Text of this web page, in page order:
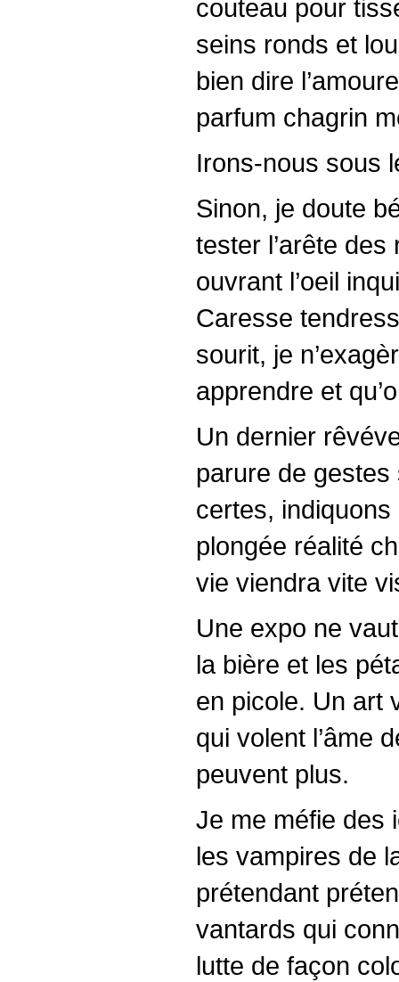
couteau pour
seins ronds et
bien dire
parfum chagrin
Irons-nous sous
Sinon, je doute
tester l’arête
ouvrant l’oeil
Caresse
sourit, je
apprendre et
Un dernier
parure de
certes, indiquons
plongée réalité
vie viendra vite
Une expo ne
la bière et les
en picole. Un art
qui volent l’âme
peuvent plus.
Je me méfie des
les vampires de
prétendant
vantards qui
lutte de façon